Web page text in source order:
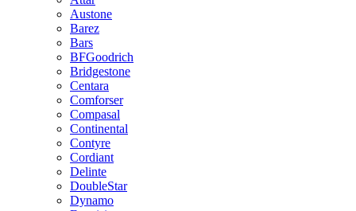
Austone
Barez
Bars
BFGoodrich
Bridgestone
Centara
Comforser
Compasal
Continental
Contyre
Cordiant
Delinte
DoubleStar
Dynamo